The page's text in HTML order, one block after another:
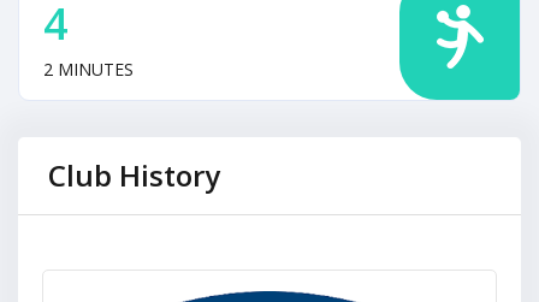
4
2 MINUTES
Club History